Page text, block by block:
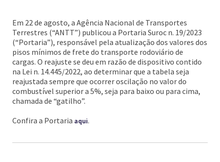
Em 22 de agosto, a Agência Nacional de Transportes
Terrestres (“ANTT”) publicou a Portaria Suroc n. 19/2023
(“Portaria”), responsável pela atualização dos valores dos
pisos mínimos de frete do transporte rodoviário de
cargas. O reajuste se deu em razão de dispositivo contido
na Lei n. 14.445/2022, ao determinar que a tabela seja
reajustada sempre que ocorrer oscilação no valor do
combustível superior a 5%, seja para baixo ou para cima,
chamada de “gatilho”.
Confira a Portaria aqui.